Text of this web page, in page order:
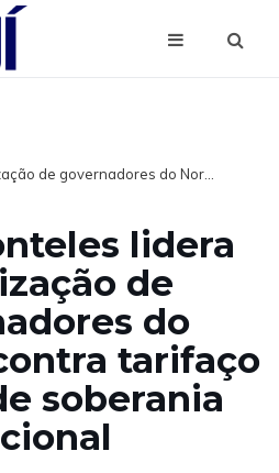
de governadores do Nor...
lidera
de
do
tarifaço
soberania